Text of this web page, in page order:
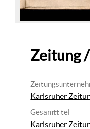
Zeitung
Karlsruher
Gesamttitel
Karlsruher